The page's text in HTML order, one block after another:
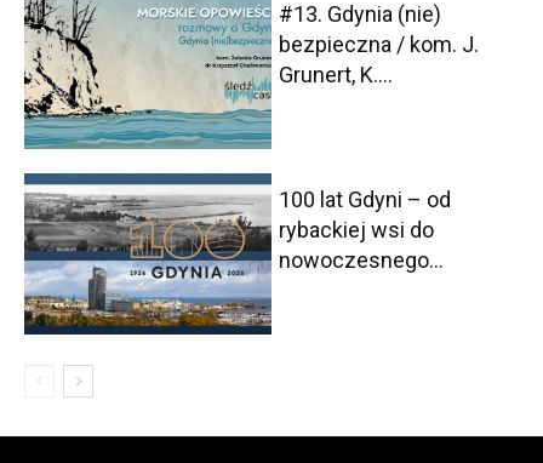
#13. Gdynia (nie)
bezpieczna / kom. J.
Grunert, K....
100 lat Gdyni – od
rybackiej wsi do
nowoczesnego...